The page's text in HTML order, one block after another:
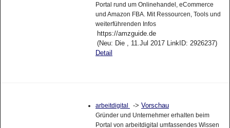
Portal rund um Onlinehandel, eCommerce
und Amazon FBA. Mit Ressourcen, Tools und
weiterführenden Infos
https://amzguide.de
(Neu: Die , 11.Jul 2017 LinkID: 2926237)
Detail
arbeitdigital -> Vorschau
Gründer und Unternehmer erhalten beim
Portal von arbeitdigital umfassendes Wissen